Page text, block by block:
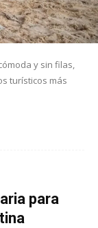
y sin filas,
turísticos más
para